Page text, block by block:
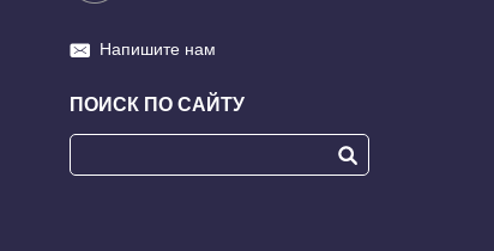
Напишите нам
ПОИСК ПО САЙТУ